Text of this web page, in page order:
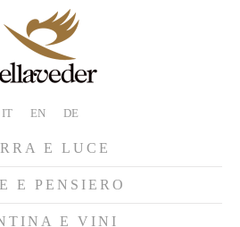
IT EN DE
E LUCE
E PENSIERO
E VINI